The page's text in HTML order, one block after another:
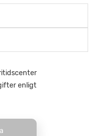
enligt